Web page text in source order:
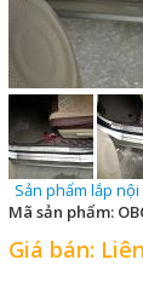
Sản phẩm lắp
Mã sản phẩm:
Giá bán: